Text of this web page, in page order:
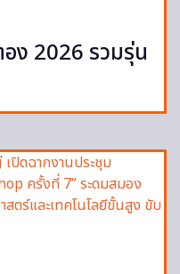
อง 2026 รวมรุ่น